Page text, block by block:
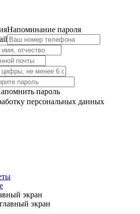
Напоминание пароля
пароль
персональных данных
экран